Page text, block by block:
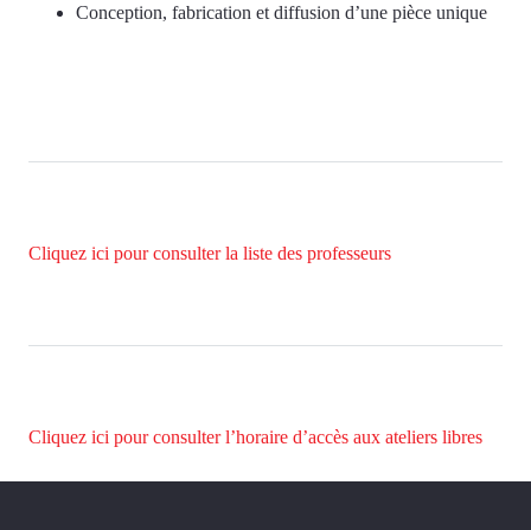
Conception, fabrication et diffusion d’une pièce unique
Cliquez ici pour consulter la liste des professeurs
Cliquez ici pour consulter l’horaire d’accès aux ateliers libres